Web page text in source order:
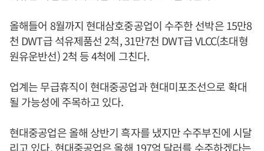
올해들어 8월까지 현대삼호중공업이 수주한 선박은 15만8
천 DWT급 석유제품선 2척, 31만7천 DWT급 VLCC(초대형
원유운반선) 2척 등 4척에 그친다.
업계는 무급휴직이 현대중공업과 현대미포조선으로 확대
될 가능성에 주목하고 있다.
현대중공업은 올해 상반기 흑자를 냈지만 수주부진에 시달
리고 있다. 현대중공업은 올해 197억 달러를 수주하겠다는